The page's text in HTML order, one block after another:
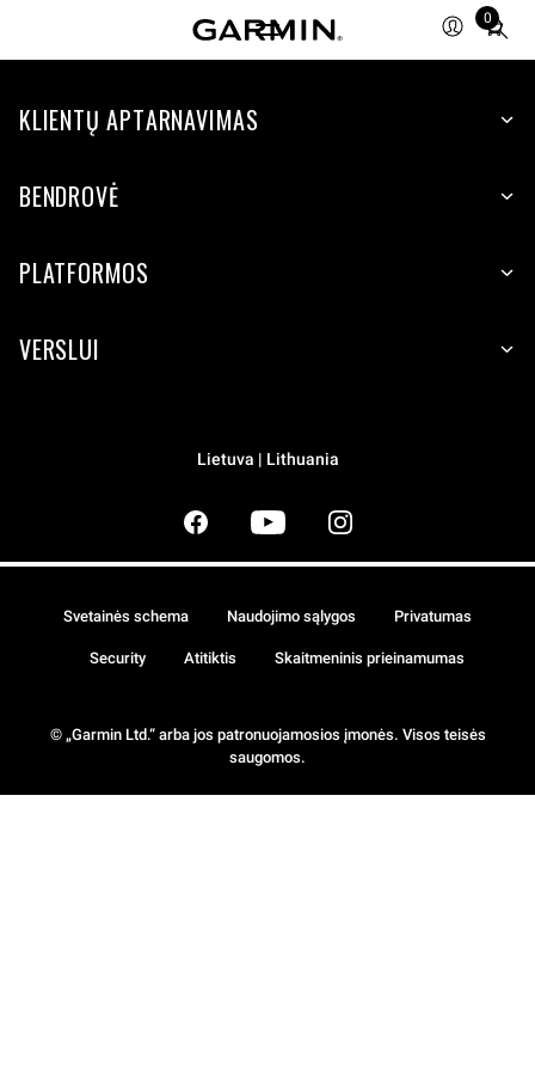
0
Total
items
cart:
KLIENTŲ APTARNAVIMAS
BENDROVĖ
PLATFORMOS
VERSLUI
Lietuva | Lithuania
© „Garmin Ltd.“ arba jos patronuojamosios įmonės. Visos teisės
saugomos.
Svetainės schema Naudojimo sąlygos Privatumas
Security Atitiktis Skaitmeninis prieinamumas